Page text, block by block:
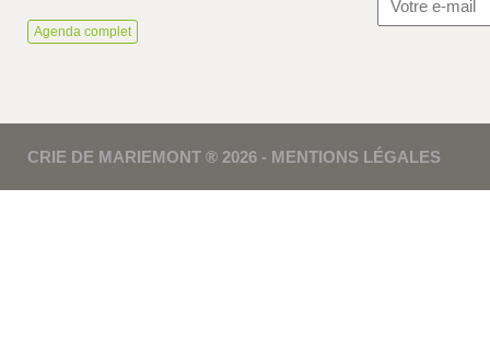
Agenda complet
CRIE DE MARIEMONT ® 2026 - MENTIONS LÉGALES